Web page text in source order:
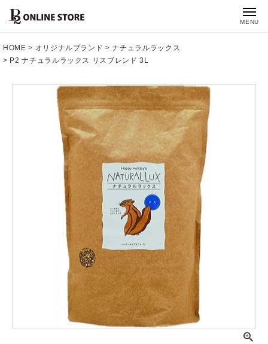
MENU
HOME オリジナルブランド
ナチュラルラックス
P2 ナチュラルラックス リスブレンド 3L